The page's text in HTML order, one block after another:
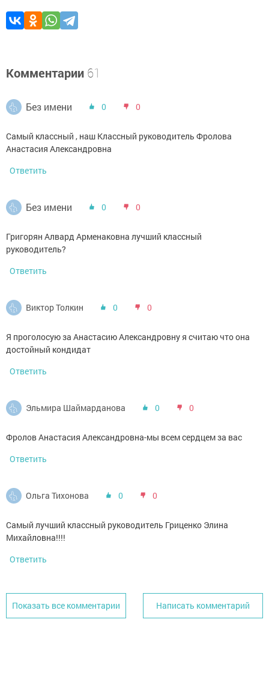
Комментарии 61
Без имени 0 0
Самый классный , наш Классный руководитель Фролова
Анастасия Александровна
Ответить
Без имени 0 0
Григорян Алвард Арменаковна лучший классный
руководитель?
Ответить
Виктор Толкин 0 0
Я проголосую за Анастасию Александровну я считаю что она
достойный кондидат
Ответить
Эльмира Шаймарданова 0 0
Фролов Анастасия Александровна-мы всем сердцем за вас
Ответить
Ольга Тихонова 0 0
Самый лучший классный руководитель Гриценко Элина
Михайловна!!!!
Ответить
Показать все комментарии Написать комментарий